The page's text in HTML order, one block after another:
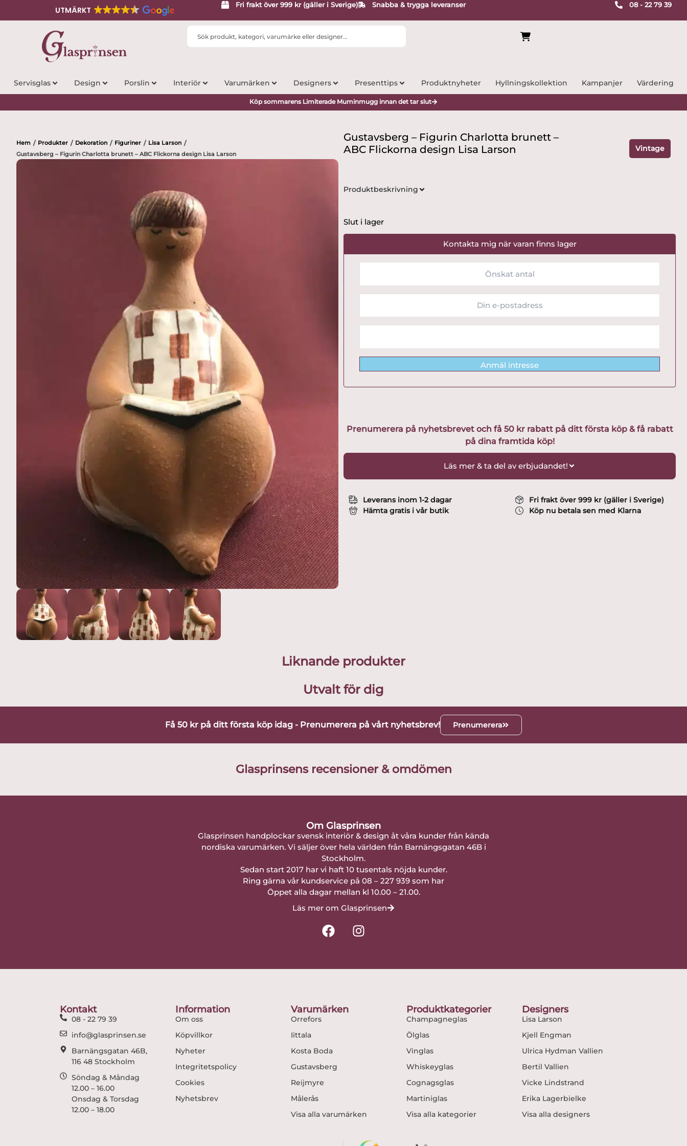
UTMÄRKT
Fri frakt över 999 kr (gäller i Sverige) Snabba & trygga leveranser 08 - 22 79 39
Search
Servisglas Design Porslin Interiör Varumärken Designers Presenttips Produktnyheter Hyllningskollektion Kampanjer Värdering
Köp sommarens Limiterade Muminmugg innan det tar slut
Hem / Produkter / Dekoration / Figuriner / Lisa Larson /
Gustavsberg – Figurin Charlotta brunett – ABC Flickorna design Lisa Larson
Gustavsberg – Figurin Charlotta brunett –
ABC Flickorna design Lisa Larson
Vintage
Produktbeskrivning
Slut i lager
Kontakta mig när varan finns lager
Anmäl intresse
Prenumerera på nyhetsbrevet och få 50 kr rabatt på ditt första köp & få rabatt
på dina framtida köp!
Läs mer & ta del av erbjudandet!
Leverans inom 1-2 dagar
Hämta gratis i vår butik
Fri frakt över 999 kr (gäller i Sverige)
Köp nu betala sen med Klarna
Liknande produkter
Utvalt för dig
Få 50 kr på ditt första köp idag - Prenumerera på vårt nyhetsbrev! Prenumerera
Glasprinsens recensioner & omdömen
Om Glasprinsen
Glasprinsen handplockar svensk interiör & design åt våra kunder från kända
nordiska varumärken. Vi säljer över hela världen från Barnängsgatan 46B i
Stockholm.
Sedan start 2017 har vi haft 10 tusentals nöjda kunder.
Ring gärna vår kundservice på 08 – 227 939 som har
Öppet alla dagar mellan kl 10.00 – 21.00.
Läs mer om Glasprinsen
F
a
k
I
n
Kontakt
08 - 22 79 39
info@glasprinsen.se
Barnängsgatan 46B,
116 48 Stockholm
Söndag & Måndag
12.00 – 16.00
Onsdag & Torsdag
12.00 – 18.00
Information
Om oss
Köpvillkor
Nyheter
Integritetspolicy
Cookies
Nyhetsbrev
Varumärken
Orrefors
Iittala
Kosta Boda
Gustavsberg
Reijmyre
Målerås
Visa alla varumärken
Produktkategorier
Champagneglas
Ölglas
Vinglas
Whiskeyglas
Cognagsglas
Martiniglas
Visa alla kategorier
Designers
Lisa Larson
Kjell Engman
Ulrica Hydman Vallien
Bertil Vallien
Vicke Lindstrand
Erika Lagerbielke
Visa alla designers